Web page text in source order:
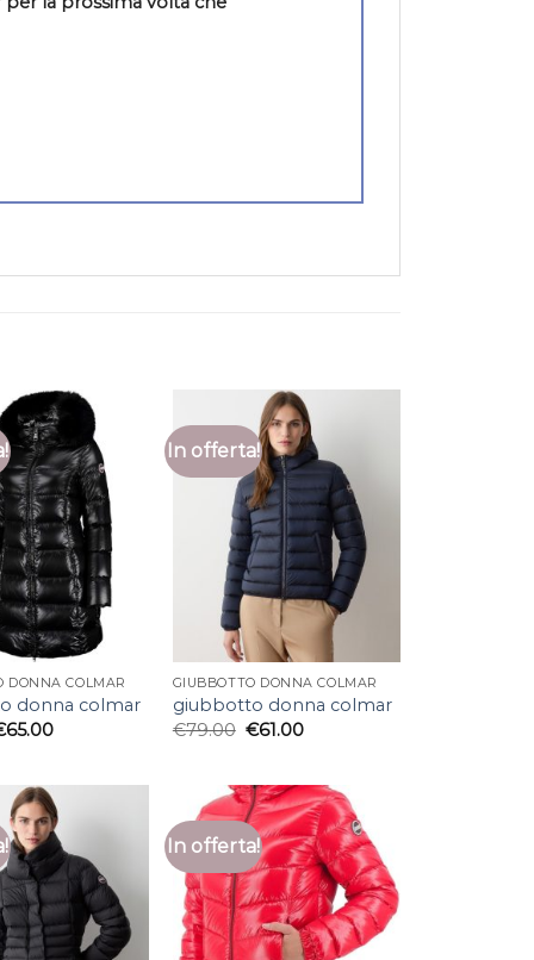
DONNA COLMAR
donna colmar
65.00
In offerta!
GIUBBOTTO DONNA COLMAR
giubbotto donna colmar
€79.00 €61.00
In offerta!